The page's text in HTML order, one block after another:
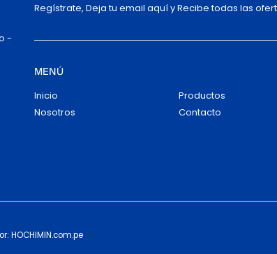
-
Regístrate, Deja tu email aquí y Recibe todas las
MENÚ
Inicio
Nosotros
Productos
Contacto
HOCHIMIN.com.pe